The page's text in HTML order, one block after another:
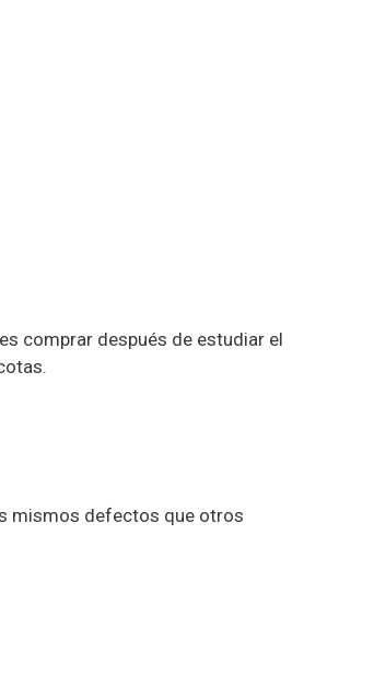
comprar después de estudiar el
mismos defectos que otros